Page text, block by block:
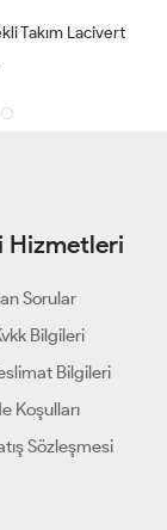
Takım Lacivert
Hizmetleri
Sorular
Bilgileri
Bilgileri
Koşulları
Sözleşmesi